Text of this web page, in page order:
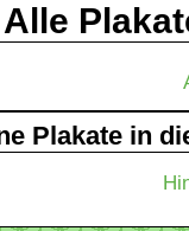
Alle
Plakate in